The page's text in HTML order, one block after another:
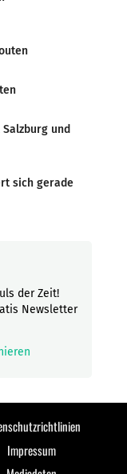
und
sich gerade
der Zeit!
Newsletter
Impressum